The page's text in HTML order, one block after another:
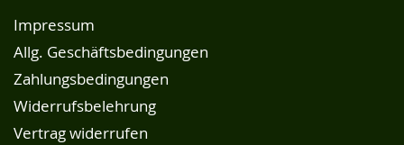
Impressum
Allg. Geschäftsbedingungen
Zahlungsbedingungen
Widerrufsbelehrung
Vertrag widerrufen